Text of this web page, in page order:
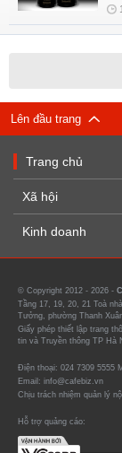
Lên đầu trang
Trang chủ
Xã hội
Kinh doanh
© Copyright 2012 - 2026 -
Tầng 17, 19, 20, 21 Toà
Tưởng, phường Thanh
Giấy phép thiết lập trang
tin và Truyền thông TP Hà
Điện thoại: 024 7309 5555
Email: info@cafebiz.vn
Chịu trách nhiệm quản lý
Hỗ trợ quảng cáo: